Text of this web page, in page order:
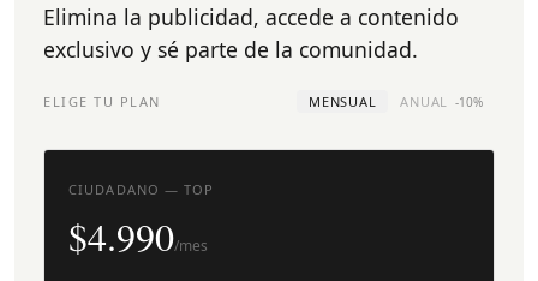
Elimina la publicidad, accede a contenido
exclusivo y sé parte de la comunidad.
ELIGE TU PLAN MENSUAL ANUAL -10%
CIUDADANO — TOP
$4.990/mes